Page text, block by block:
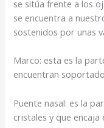
se sitúa frente a los
se encuentra a
sostenidos por unas
Marco: esta es la
encuentran
Puente nasal: es la
cristales y que encaja